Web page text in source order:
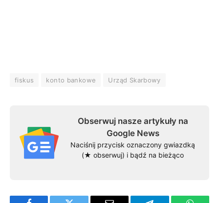
fiskus konto bankowe Urząd Skarbowy
Obserwuj nasze artykuły na
Google News
Naciśnij przycisk oznaczony gwiazdką
(★ obserwuj) i bądź na bieżąco